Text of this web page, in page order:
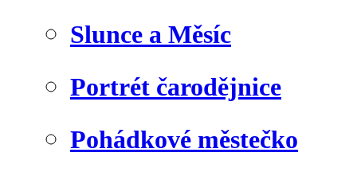
Slunce a Měsíc
Portrét čarodějnice
Pohádkové městečko